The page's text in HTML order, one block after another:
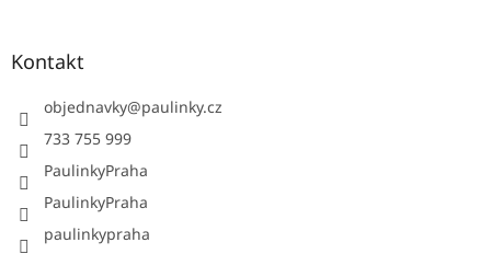
Kontakt
objednavky@paulinky.cz
733 755 999
PaulinkyPraha
PaulinkyPraha
paulinkypraha